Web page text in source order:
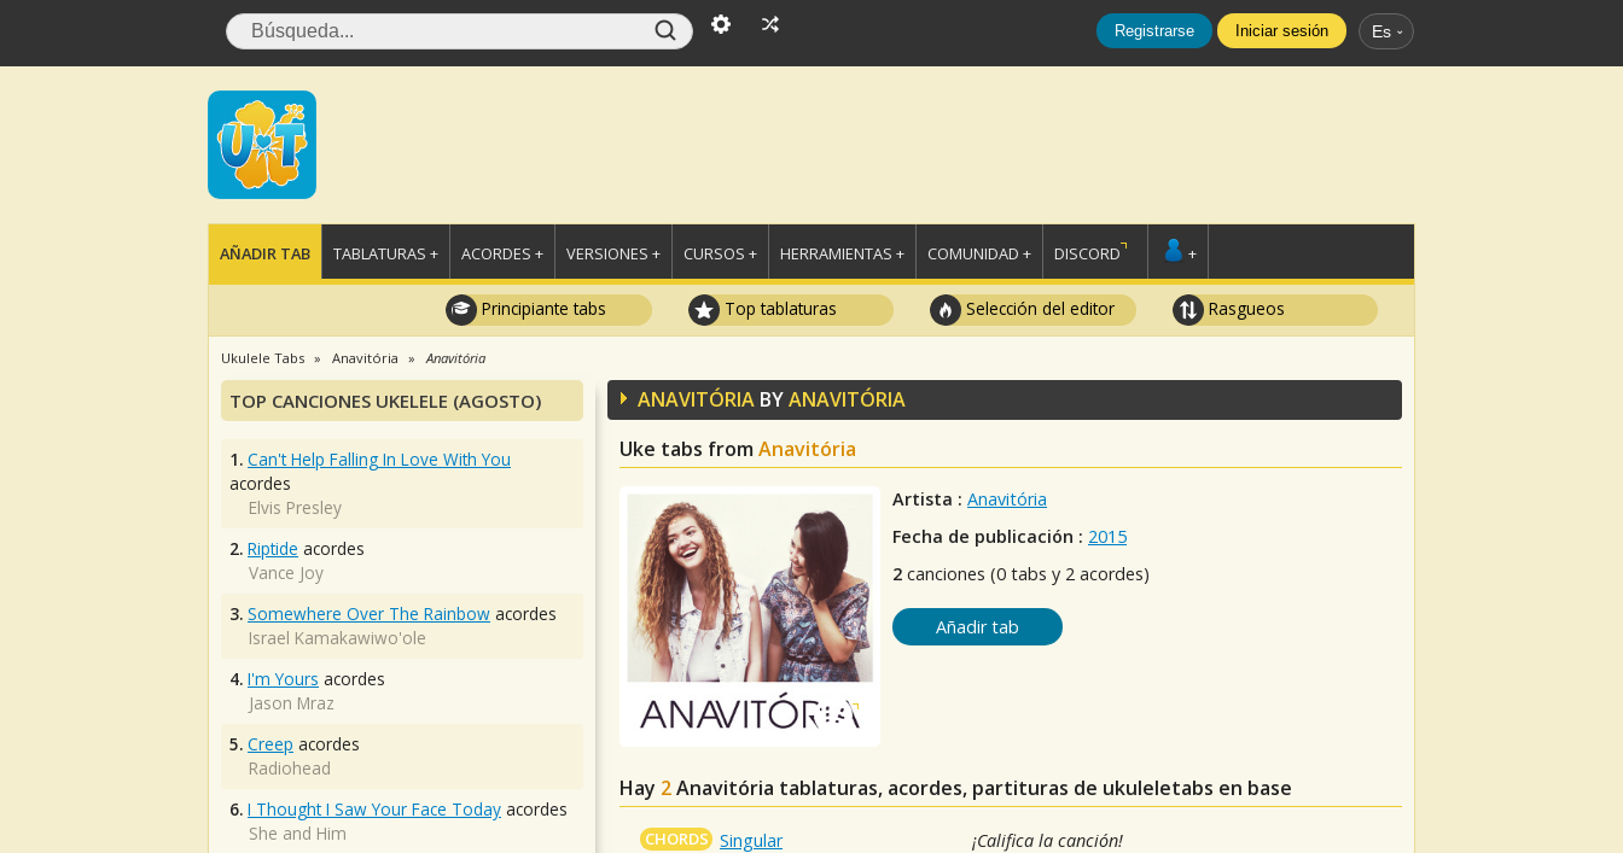
Registrarse Iniciar sesión Es
AÑADIR TAB TABLATURAS + ACORDES + VERSIONES + CURSOS + HERRAMIENTAS + COMUNIDAD + DISCORD +
Principiante tabs Top tablaturas Selección del editor Rasgueos
Ukulele Tabs Anavitória Anavitória
ANAVITÓRIA BYANAVITÓRIA
Uke tabs fromAnavitória
Artista : Anavitória
Fecha de publicación : 2015
2 canciones (0 tabs y 2 acordes)
Añadir tab
Hay 2Anavitória tablaturas, acordes, partituras de ukuleletabs en base
CHORDS Singular ¡Califica la canción!
TOP CANCIONES UKELELE (AGOSTO)
1. Can't Help Falling In Love With You
acordes
Elvis Presley
2. Riptide acordes
Vance Joy
3. Somewhere Over The Rainbow acordes
Israel Kamakawiwo'ole
4. I'm Yours acordes
Jason Mraz
5. Creep acordes
Radiohead
6. I Thought I Saw Your Face Today acordes
She and Him